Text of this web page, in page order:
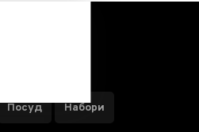
Посуд Набори